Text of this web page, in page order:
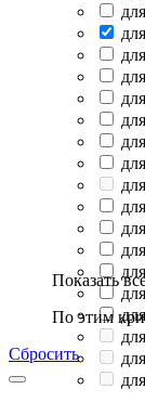
Показать
По этим
Сбросить